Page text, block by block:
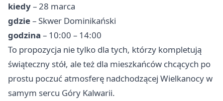
kiedy– 28 marca
gdzie– Skwer Dominikański
godzina – 10:00 – 14:00
To propozycja nie tylko dla tych, którzy kompletują
świąteczny stół, ale też dla mieszkańców chcących po
prostu poczuć atmosferę nadchodzącej Wielkanocy w
samym sercu Góry Kalwarii.